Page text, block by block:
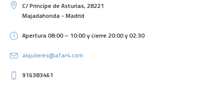
C/ Principe de Asturias, 28221
Majadahonda - Madrid
Apertura 08:00 – 10:00 y cierre 20:00 y 02:30
alquileres@afar4.com
916383461